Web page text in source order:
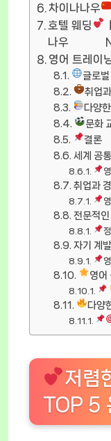
차이나나우
호텔 웨딩
나우
영어 트레이
글로
취업
다양
문화
결론
세계 공
취업과
전문적
자기 계
영어
다양
저렴
TOP 5